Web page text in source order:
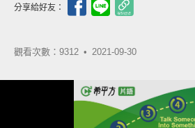
分享給好友：
觀看次數：9312 • 2021-09-30